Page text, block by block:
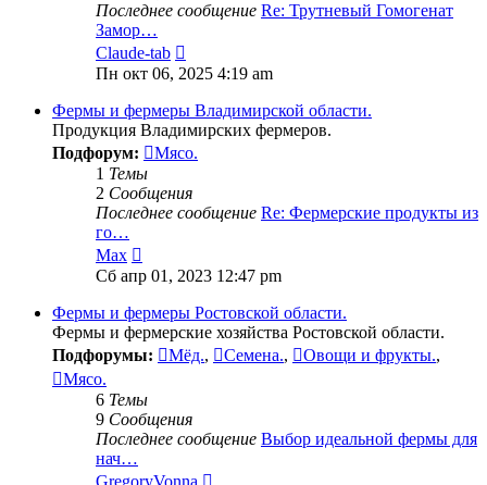
Последнее сообщение Re: Трутневый Гомогенат
Замор…
Claude-tab
к
сообщению
Пн окт 06, 2025 4:19 am
Фермы и фермеры Владимирской области.
Продукция Владимирских фермеров.
Подфорум:
Мясо.
1 Темы
2 Сообщения
Последнее сообщение Re: Фермерские продукты из
го…
Max
к
последнему
сообщению
Сб апр 01, 2023 12:47 pm
Фермы и фермеры Ростовской области.
Фермы и фермерские хозяйства Ростовской области.
Подфорумы:
Мёд., Семена., Овощи и фрукты.,
Мясо.
6 Темы
9 Сообщения
Последнее сообщение Выбор идеальной фермы для
нач…